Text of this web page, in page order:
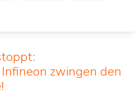
zwingen den